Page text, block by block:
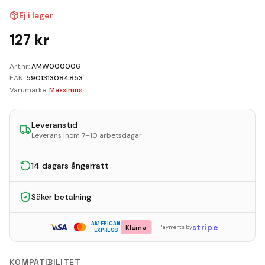
Ej i lager
127 kr
Art.nr:AMW000006
EAN: 5901313084853
Varumärke:Maxximus
Leveranstid
Leverans inom 7–10 arbetsdagar
14 dagars ångerrätt
Säker betalning
AMERICAN
EXPRESS
Klarna Payments bystripe
KOMPATIBILITET